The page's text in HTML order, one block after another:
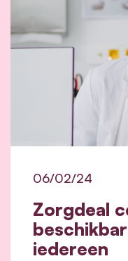
Zorgdeal
iedereen
06/02/24